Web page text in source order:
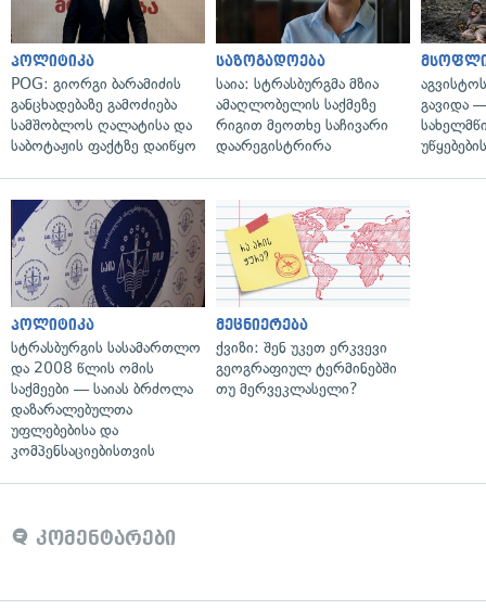
პოლიტიკა
POG: გიორგი ბარამიძის
განცხადებაზე გამოძიება
სამშობლოს ღალატისა და
საბოტაჟის ფაქტზე დაიწყო
საზოგადოება
საია: სტრასბურგმა მზია
ამაღლობელის საქმეზე
რიგით მეოთხე საჩივარი
დაარეგისტრირა
გავიდა
პოლიტიკა
სტრასბურგის სასამართლო
და 2008 წლის ომის
საქმეები — საიას ბრძოლა
დაზარალებულთა
უფლებებისა და
კომპენსაციებისთვის
მეცნიერება
ქვიზი: შენ უკეთ ერკვევი
გეოგრაფიულ ტერმინებში
თუ მერვეკლასელი?
კომენტარები